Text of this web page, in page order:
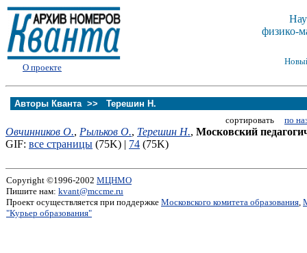
О проекте
физико-
Авторы Кванта >>
Терешин Н.
сортировать по
Овчинников О., Рыльков О., Терешин Н., Московский
GIF: все страницы (75K) | 74 (75K)
Copyright ©1996-2002 МЦНМО
Пишите нам: kvant@mccme.ru
Проект осуществляется при поддержке Московского комитета образования,
"Курьер образования"